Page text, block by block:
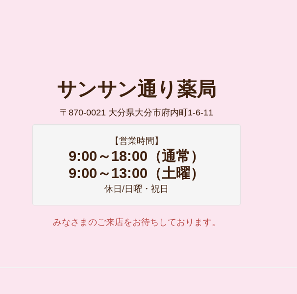
サンサン通り薬局
〒870-0021 大分県大分市府内町1-6-11
【営業時間】
9:00～18:00（通常）
9:00～13:00（土曜）
休日/日曜・祝日
みなさまのご来店をお待ちしております。